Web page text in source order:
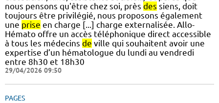
nous pensons qu'être chez soi, près des siens, doit
toujours être privilégié, nous proposons également
une prise en charge [...] charge externalisée. Allo-
Hémato offre un accès téléphonique direct accessible
à tous les médecins de ville qui souhaitent avoir une
expertise d’un hématologue du lundi au vendredi
entre 8h30 et 18h30
29/04/2026 09:50
PAGES